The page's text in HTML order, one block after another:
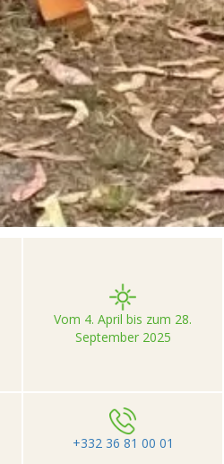
de vacances Seasonova>>
d’Arcachon
Vom 4. April bis zum 28.
September 2025
+332 36 81 00 01